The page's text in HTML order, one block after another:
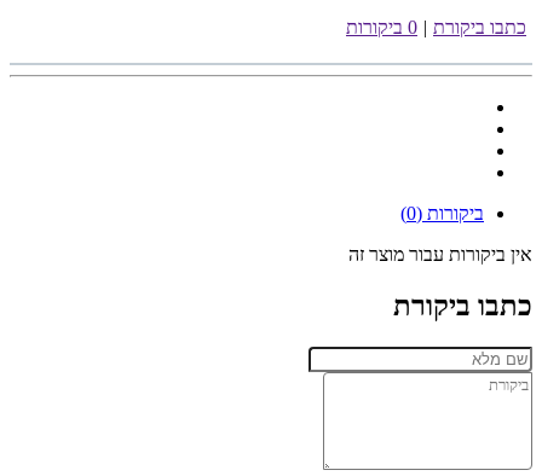
כתבו ביקורת | 0 ביקורות
ביקורות (0)
אין ביקורות עבור מוצר זה
כתבו ביקורת